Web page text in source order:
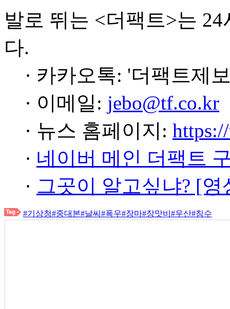
발로 뛰는 <더팩트>는
다.
· 카카오톡: '더팩트제
· 이메일: jebo@tf.co.kr
· 뉴스 홈페이지:
· 네이버 메인 더팩트
· 그곳이 알고싶냐? [
#기상청#중대본#날씨 #폭우#장마#장맛비 #우산#침수